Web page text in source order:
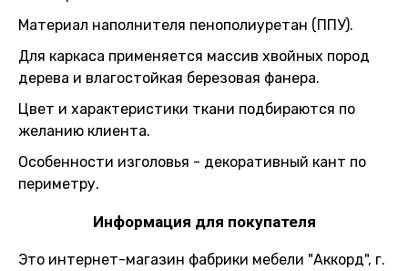
Материал наполнителя пенополиуретан (ППУ).
Для каркаса применяется массив хвойных пород
дерева и влагостойкая березовая фанера.
Цвет и характеристики ткани подбираются по
желанию клиента.
Особенности изголовья - декоративный кант по
периметру.
Информация для покупателя
Это интернет-магазин фабрики мебели "Аккорд", г.